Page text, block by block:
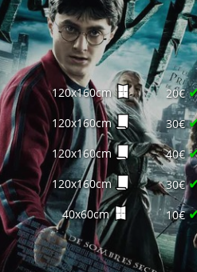
120x160cm 20€
120x160cm 30€
120x160cm 40€
120x160cm 30€
40x60cm 10€